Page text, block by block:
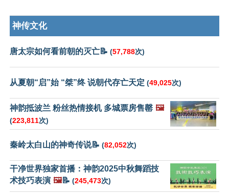
神传文化
唐太宗如何看前朝的灭亡📝 (57,788次)
从夏朝“启”始 “桀”终 说朝代存亡天定 (49,025次)
神韵抵波兰 粉丝热情接机 多城票房售罄 🖼️
(223,811次)
秦岭太白山的神奇传说📝 (82,052次)
干净世界独家首播：神韵2025中秋舞蹈技
术技巧表演 🖼️📝 (245,473次)